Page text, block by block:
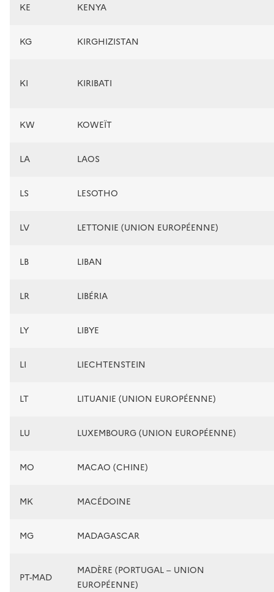
KE KENYA
KG KIRGHIZISTAN
KI KIRIBATI
KW KOWEÏT
LA LAOS
LS LESOTHO
LV LETTONIE (UNION EUROPÉENNE)
LB LIBAN
LR LIBÉRIA
LY LIBYE
LI LIECHTENSTEIN
LT LITUANIE (UNION EUROPÉENNE)
LU LUXEMBOURG (UNION EUROPÉENNE)
MO MACAO (CHINE)
MK MACÉDOINE
MG MADAGASCAR
PT-MAD
MADÈRE (PORTUGAL – UNION
EUROPÉENNE)